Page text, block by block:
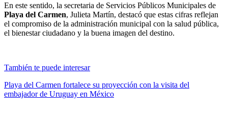
En este sentido, la secretaria de Servicios Públicos Municipales de
Playa del Carmen, Julieta Martín, destacó que estas cifras reflejan
el compromiso de la administración municipal con la salud pública,
el bienestar ciudadano y la buena imagen del destino.
También te puede interesar
Playa del Carmen fortalece su proyección con la visita del
embajador de Uruguay en México